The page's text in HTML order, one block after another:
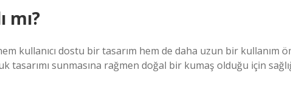
mı?
kullanıcı dostu bir tasarım hem de daha uzun bir kullanım
tasarımı sunmasına rağmen doğal bir kumaş olduğu için